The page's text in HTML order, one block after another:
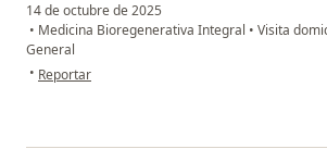
14 de octubre de 2025
• Medicina Bioregenerativa Integral • Visita
General
• en opinión del usuario José Joel Chávez león
Reportar